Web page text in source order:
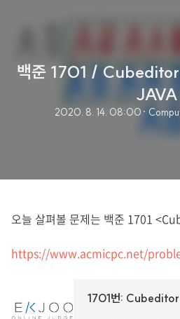
백준 1701 /
JAVA
2020. 8. 14. 08:00 ·
오늘 살펴볼 문제는 백준 1701
https://www.acmicpc.net/
1701번: Cubeditor